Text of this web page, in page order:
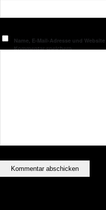
Name, E-Mail-Adresse und
Kommentar speichern.